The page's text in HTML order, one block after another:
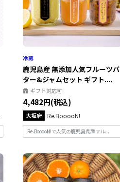
鹿児島産 無添加人気フルーツバ
ター&ジャムセット ギフト....
ギフト対応可
4,482円(税込)
大坂府 Re.BooooN!
Re.BooooN!で人気の鹿児島県産フル...